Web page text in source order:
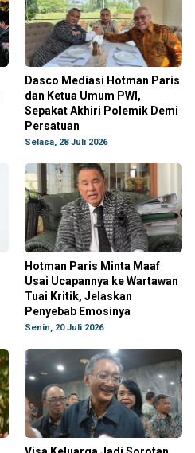
Dasco Mediasi Hotman Paris
dan Ketua Umum PWI,
Sepakat Akhiri Polemik Demi
Persatuan
Selasa, 28 Juli 2026
Hotman Paris Minta Maaf
Usai Ucapannya ke Wartawan
Tuai Kritik, Jelaskan
Penyebab Emosinya
Senin, 20 Juli 2026